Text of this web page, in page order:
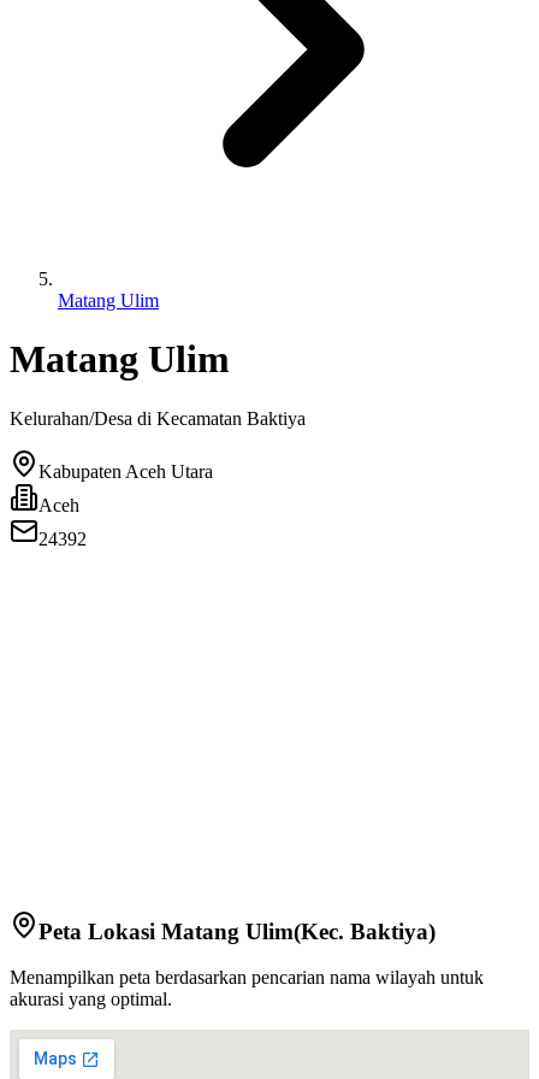
Matang Ulim
Matang Ulim
Kelurahan/Desa di Kecamatan Baktiya
Kabupaten Aceh Utara
Aceh
24392
Peta Lokasi Matang Ulim(Kec. Baktiya)
Menampilkan peta berdasarkan pencarian nama wilayah untuk
akurasi yang optimal.